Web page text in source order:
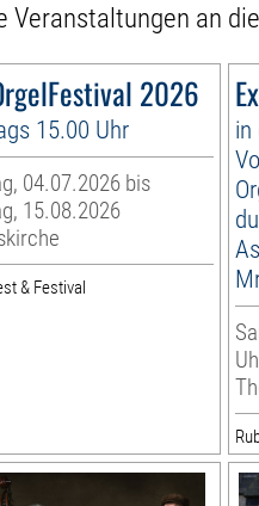
Veranstaltungen an
2026
15.00 Uhr
04.07.2026 bis
15.08.2026
& Festival
in